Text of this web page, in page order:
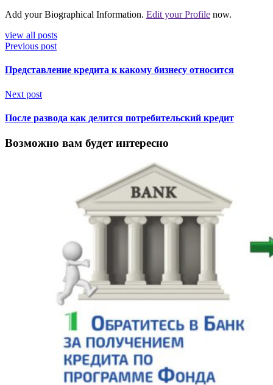
Add your Biographical Information. Edit your Profile now.
view all posts
Previous post
Представление кредита к какому бизнесу относится
Next post
После развода как делится потребительский кредит
Возможно вам будет интересно